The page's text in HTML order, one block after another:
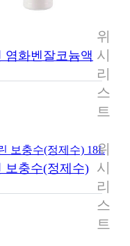
위
시
리
스
트
염화벤잘코늄액
위
시
리
스
트
보충수(정제수)